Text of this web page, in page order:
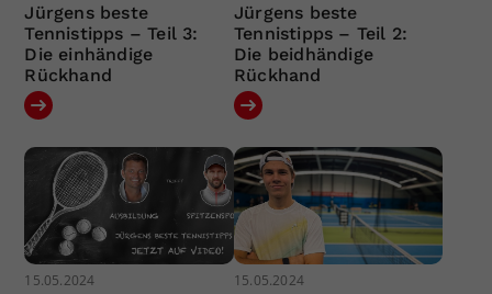
Jürgens beste
Tennistipps – Teil 3:
Die einhändige
Rückhand
Jürgens beste
Tennistipps – Teil 2:
Die beidhändige
Rückhand
15.05.2024 15.05.2024